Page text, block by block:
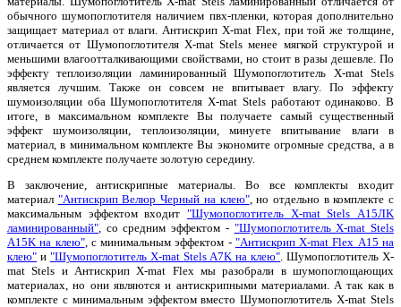
обычного шумопоглотителя наличием пвх-пленки, которая дополнительно
защищает материал от влаги. Антискрип X-mat Flex, при той же толщине,
отличается от Шумопоглотителя X-mat Stels менее мягкой структурой и
меньшими влагоотталкивающими свойствами, но стоит в разы дешевле. По
эффекту теплоизоляции ламинированный Шумопоглотитель X-mat Stels
является лучшим. Также он совсем не впитывает влагу. По эффекту
шумоизоляции оба Шумопоглотителя X-mat Stels работают одинаково. В
итоге, в максимальном комплекте Вы получаете самый существенный
эффект шумоизоляции, теплоизоляции, минуете впитывание влаги в
материал, в минимальном комплекте Вы экономите огромные средства, а в
среднем комплекте получаете золотую середину.
В заключение, антискрипные материалы. Во все комплекты входит
материал "Антискрип Велюр Черный на клею", но отдельно в комплекте с
максимальным эффектом входит "Шумопоглотитель X-mat Stels А15ЛK
ламинированный" , со средним эффектом - "Шумопоглотитель X-mat Stels
А15K на клею", с минимальным эффектом - "Антискрип X-mat Flex А15 на
клею" и "Шумопоглотитель X-mat Stels А7K на клею" . Шумопоглотитель X-
mat Stels и Антискрип X-mat Flex мы разобрали в шумопоглощающих
материалах, но они являются и антискрипными материалами. А так как в
комплекте с минимальным эффектом вместо Шумопоглотитель X-mat Stels